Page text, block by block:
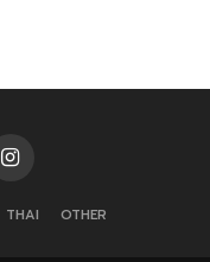
THAI OTHER